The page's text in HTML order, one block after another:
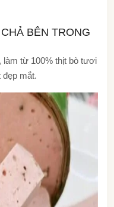
BÊN TRONG
làm từ 100% thịt bò tươi
đẹp mắt.